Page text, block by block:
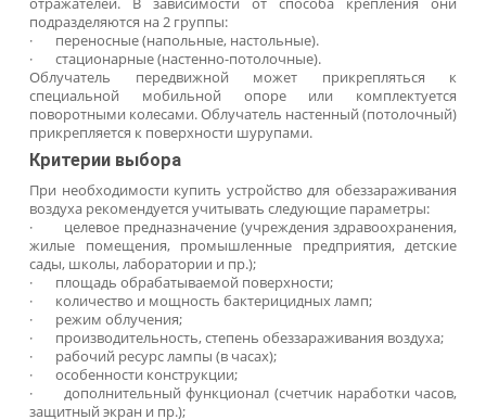
Принцип работы облучателя
Медицинский обеззараживатель воздуха и
поверхностей применяется при обработке
различных классов чистоты. Принцип работы
прибора основан на воздействии
(коротковолнового)UVCс длиной волны до 253,7
Электромагнитное излучение данной мощности
совпадает с пиком бактерицидной эффективности,
необратимые биомолекулярные повреждения в
приводит к быстрой гибели
микроорганизмов.
Лампа бактерицидная ультрафиолетовая
повышенными требованиями к
изготавливается из увиолетового стекла, не
лучи с длиной волны ниже 200 нм. В отличие от
модели, оно отфильтровывает озонообразующий
предотвращает образование высокотоксичного
Поэтому после обеззараживания воздуха
проветривания не требуется.